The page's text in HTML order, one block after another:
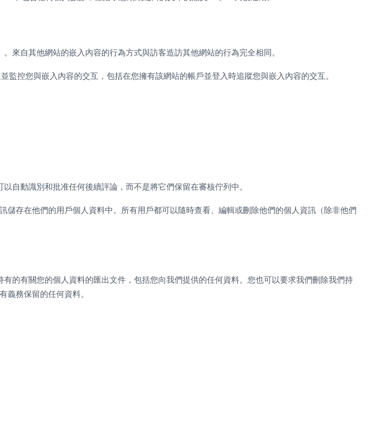
來自其他網站的嵌入內容的行為方式與訪客造訪其他網站的行為完全相同。
控您與嵌入內容的交互，包括在您擁有該網站的帳戶並登入時追蹤您與嵌入內容的交互。
自動識別和批准任何後續評論，而不是將它們保留在審核佇列中。
存在他們的用戶個人資料中。所有用戶都可以隨時查看、編輯或刪除他們的個人資訊（除非他們
的有關您的個人資料的匯出文件，包括您向我們提供的任何資料。您也可以要求我們刪除我們持
務保留的任何資料。